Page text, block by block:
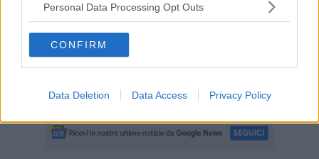
Personal Data Processing Opt Outs
CONFIRM
Data Deletion Data Access Privacy Policy
coltello a serramanicoe ha provato a colpire il nuovo compagno
della moglie, che però è riuscito a schivare il colpo. Quando i
carabinieri sono arrivati sul posto hanno trovato addosso all'uomo
due bottiglie piene di alcol e con uno stoppino pronto per essere
acceso.Due molotovcon cui qualche giorni prima l'uomo aveva
erano state subito domate.